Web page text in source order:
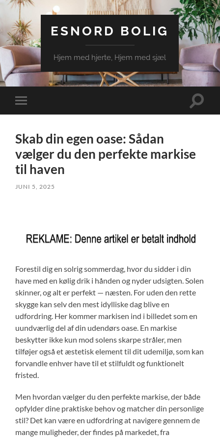
ESNORD BOLIG
Hjem med hjerte, Hjem med sjæl
Toggle
mobile
Toggle
Skab din egen oase: Sådan
vælger du den perfekte markise
til haven
JUNI 5, 2025
Forestil dig en solrig sommerdag, hvor du sidder i din
have med en kølig drik i hånden og nyder udsigten. Solen
skinner, og alt er perfekt — næsten. For uden den rette
skygge kan selv den mest idylliske dag blive en
udfordring. Her kommer markisen ind i billedet som en
uundværlig del af din udendørs oase. En markise
beskytter ikke kun mod solens skarpe stråler, men
tilføjer også et æstetisk element til dit udemiljø, som kan
forvandle enhver have til et stilfuldt og funktionelt
fristed.
Men hvordan vælger du den perfekte markise, der både
opfylder dine praktiske behov og matcher din personlige
stil? Det kan være en udfordring at navigere gennem de
mange muligheder, der findes på markedet, fra